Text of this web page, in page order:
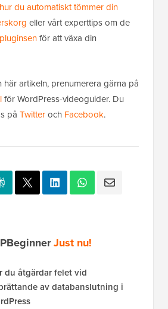
hur du automatiskt tömmer din
eller vårt experttips om de
för att växa din
artikeln, prenumerera gärna på
för WordPress-videoguider. Du
på Twitteroch Facebook.
Just nu!
du åtgärdar felet vid
av databanslutning i